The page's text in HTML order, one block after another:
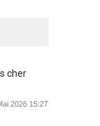
cher
2026 15:27